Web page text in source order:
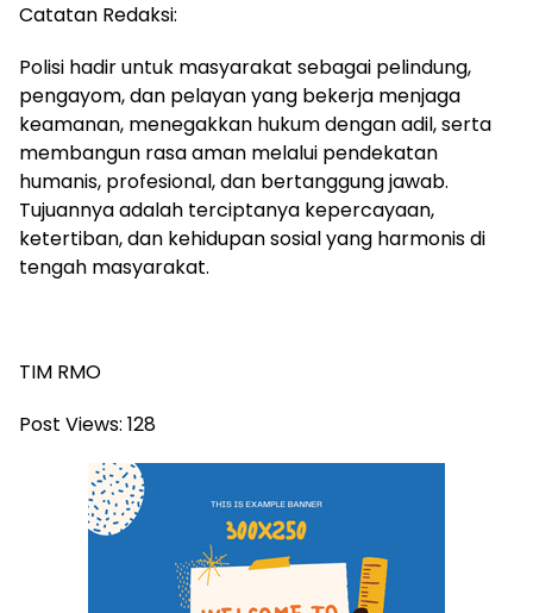
Catatan Redaksi:
Polisi hadir untuk masyarakat sebagai pelindung,
pengayom, dan pelayan yang bekerja menjaga
keamanan, menegakkan hukum dengan adil, serta
membangun rasa aman melalui pendekatan
humanis, profesional, dan bertanggung jawab.
Tujuannya adalah terciptanya kepercayaan,
ketertiban, dan kehidupan sosial yang harmonis di
tengah masyarakat.
TIM RMO
Post Views: 128